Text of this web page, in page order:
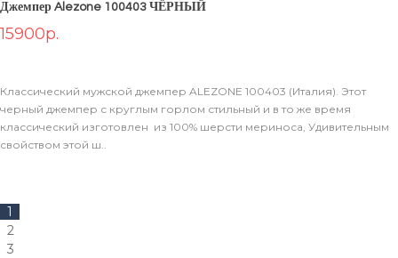
Джемпер Alezone 100403 ЧЁРНЫЙ
15900р.
Классический мужской джемпер ALEZONE 100403 (Италия). Этот
черный джемпер с круглым горлом стильный и в то же время
классический изготовлен из 100% шерсти мериноса, Удивительным
свойством этой ш..
1
2
3